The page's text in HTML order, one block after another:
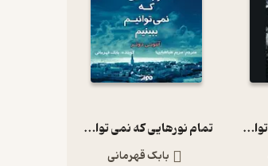
تمام نورهایی که نمی توانیم ببینیم تمام نورهایی که نمی توانیم ببینیم
بابک قهرمانی